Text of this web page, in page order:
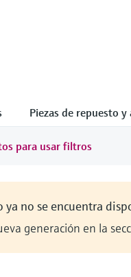
Piezas de repuesto y
para usar filtros
ya no se encuentra
generación en la